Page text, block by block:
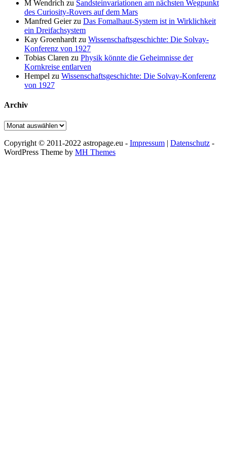
M Wendrich zu Sandsteinvariationen am nächsten Wegpunkt
des Curiosity-Rovers auf dem Mars
Manfred Geierzu Das Fomalhaut-System ist in Wirklichkeit
ein Dreifachsystem
Kay Groenhardt zu Wissenschaftsgeschichte: Die Solvay-
Konferenz von 1927
Tobias Claren zu Physik könnte die Geheimnisse der
Kornkreise entlarven
Hempel zu Wissenschaftsgeschichte: Die Solvay-Konferenz
von 1927
Archiv
Archiv
Copyright © 2011-2022 astropage.eu - Impressum | Datenschutz -
WordPress Theme by MH Themes